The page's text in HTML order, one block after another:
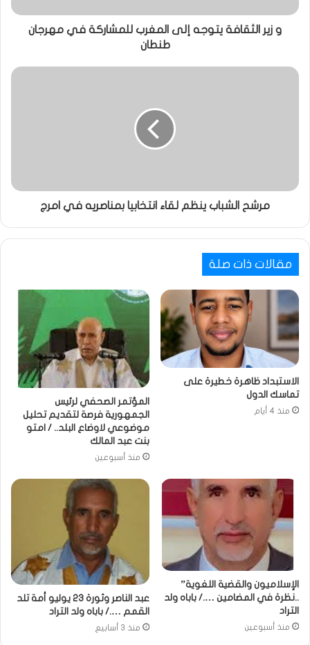
و زير الثقافة يتوجه إلى المغرب للمشاركة في مهرجان
طنطان
مرشح الشباب ينظم لقاء انتخابيا بمناصريه في امرج
مقالات ذات صلة
الاستبداد ظاهرة خطيرة على
تماسك الدول
منذ 4 أيام
المؤتمر الصحفي لرئيس
الجمهورية فرصة لتقديم تحليل
موضوعي لاوضاع البلد.. / امتو
بنت عبد المالك
منذ أسبوعين
الإسلاميون والقضية اللغوية”
..نظرة في المضامين …./ باباه ولد
التراد
منذ أسبوعين
عبد الناصر وثورة 23 يوليو أمة تلد
القمم …./ باباه ولد التراد
منذ 3 أسابيع